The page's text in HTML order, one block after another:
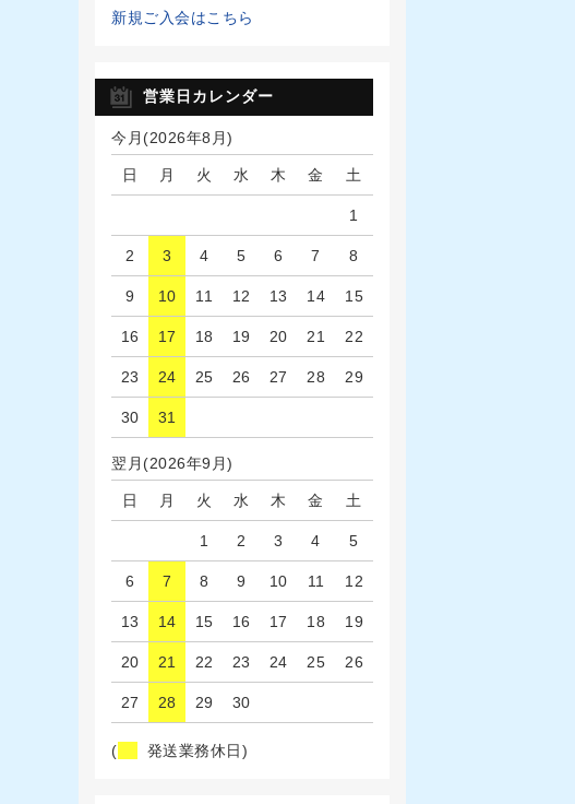
新規ご入会はこちら
営業日カレンダー
今月(2026年8月)
日 月 火 水 木 金 土
1
2 3 4 5 6 7 8
9 10 11 12 13 14 15
16 17 18 19 20 21 22
23 24 25 26 27 28 29
30 31
翌月(2026年9月)
日 月 火 水 木 金 土
1 2 3 4 5
6 7 8 9 10 11 12
13 14 15 16 17 18 19
20 21 22 23 24 25 26
27 28 29 30
( 発送業務休日)